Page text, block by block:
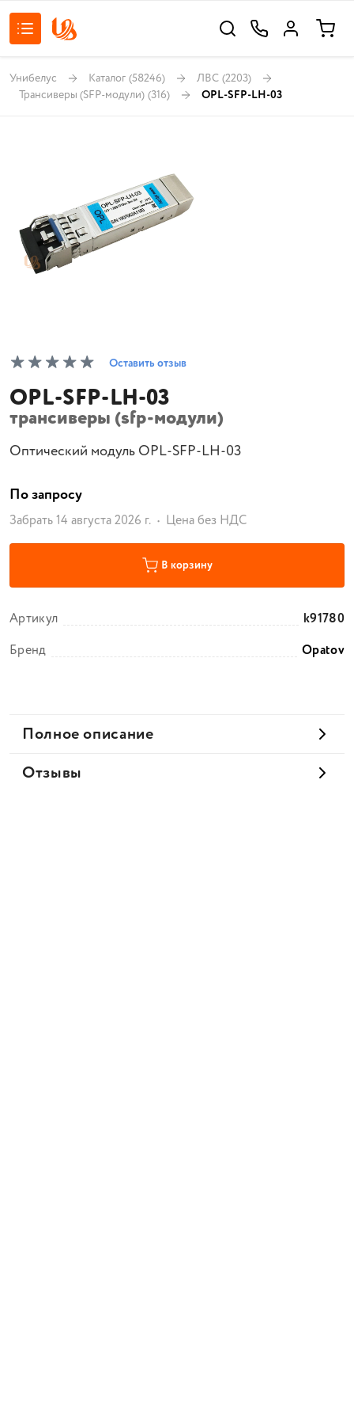
Унибелус Каталог (58246) ЛВС (2203)
Трансиверы (SFP-модули) (316) OPL-SFP-LH-03
Оставить отзыв
OPL-SFP-LH-03
трансиверы (sfp-модули)
Оптический модуль OPL-SFP-LH-03
По запросу
Забрать 14 августа 2026 г. Цена без НДС
В корзину
Артикул
k91780
Бренд
Opatov
Полное описание
Отзывы